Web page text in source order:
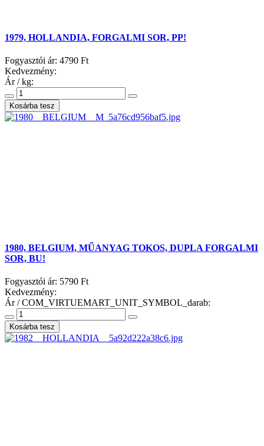
1979, HOLLANDIA, FORGALMI SOR, PP!
Fogyasztói ár: 4790 Ft
Kedvezmény:
Ár / kg:
1980, BELGIUM, MŰANYAG TOKOS, DUPLA FORGALMI
SOR, BU!
Fogyasztói ár: 5790 Ft
Kedvezmény:
Ár / COM_VIRTUEMART_UNIT_SYMBOL_darab: